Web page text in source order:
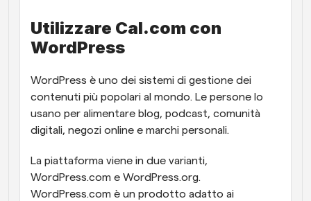
Programmazione potenziata con chiamate
supportate dall'IA
Flussi di lavoro
Automatizzare la pianificazione e i promemoria
Rimani aggiornato con le ultime notizie e aggiornamenti
Riunioni Instantanee
Incontrare i clienti in pochi minuti
Link di Gruppo Dinamico
Prenota senza sforzo riunioni con più persone
Utilizzare Cal.com con
WordPress
WordPress è uno dei sistemi di gestione dei
contenuti più popolari al mondo. Le persone lo
usano per alimentare blog, podcast, comunità
digitali, negozi online e marchi personali.
La piattaforma viene in due varianti,
WordPress.com e WordPress.org.
WordPress.com è un prodotto adatto ai